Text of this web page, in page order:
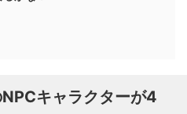
NPCキャラクターが4